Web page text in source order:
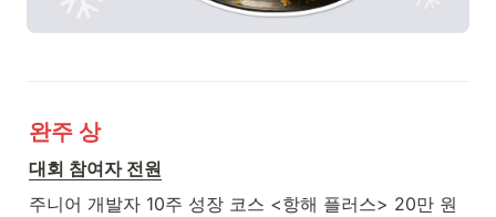
완주 상
대회 참여자 전원
주니어 개발자 10주 성장 코스 <항해 플러스> 20만 원